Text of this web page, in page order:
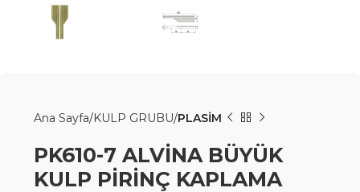
Ana Sayfa KULP GRUBU PLASİM
PK610-7 ALVİNA BÜYÜK
KULP PİRİNÇ KAPLAMA